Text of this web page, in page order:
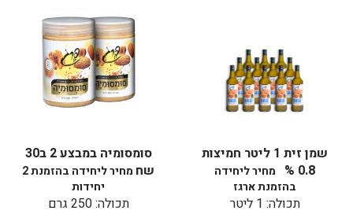
שמן זית 1 ליטר חמיצות
0.8 %
מחיר ליחידה
בהזמנת ארגז
תכולה: 1 ליטר
סומסומיה במבצע 2 ב30
שח
מחיר ליחידה בהזמנת 2
יחידות
תכולה: 250 גרם